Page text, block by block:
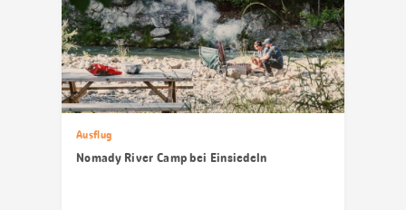
Ausflug
Nomady River Camp bei Einsiedeln